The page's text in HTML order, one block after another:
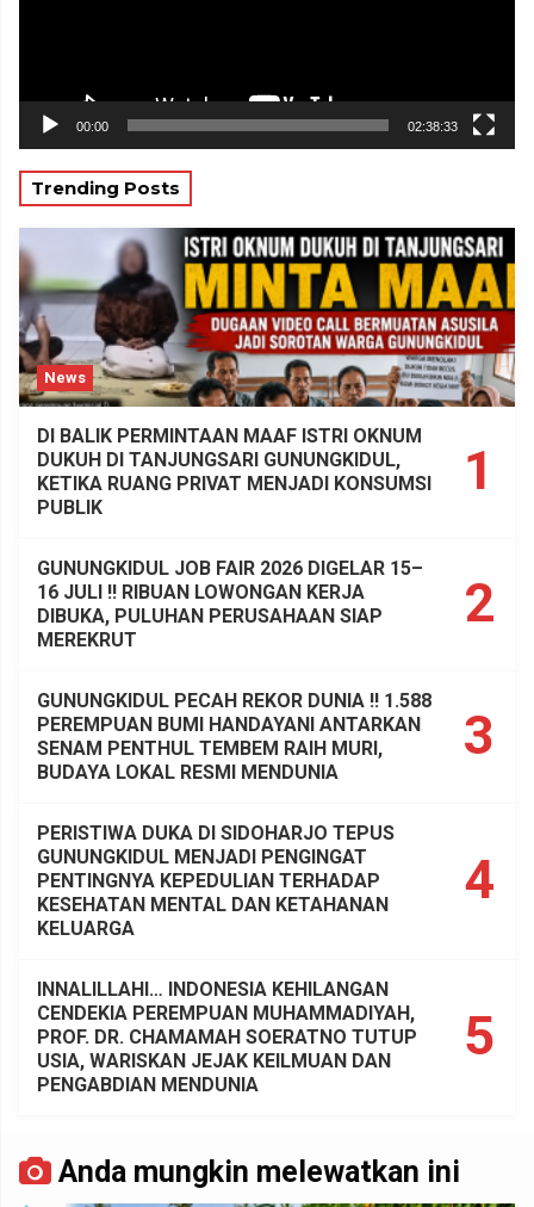
00:00 02:38:33
Trending Posts
News
1
DI BALIK PERMINTAAN MAAF ISTRI OKNUM
DUKUH DI TANJUNGSARI GUNUNGKIDUL,
KETIKA RUANG PRIVAT MENJADI KONSUMSI
PUBLIK
2
GUNUNGKIDUL JOB FAIR 2026 DIGELAR 15–
16 JULI !! RIBUAN LOWONGAN KERJA
DIBUKA, PULUHAN PERUSAHAAN SIAP
MEREKRUT
3
GUNUNGKIDUL PECAH REKOR DUNIA !! 1.588
PEREMPUAN BUMI HANDAYANI ANTARKAN
SENAM PENTHUL TEMBEM RAIH MURI,
BUDAYA LOKAL RESMI MENDUNIA
4
PERISTIWA DUKA DI SIDOHARJO TEPUS
GUNUNGKIDUL MENJADI PENGINGAT
PENTINGNYA KEPEDULIAN TERHADAP
KESEHATAN MENTAL DAN KETAHANAN
KELUARGA
5
INNALILLAHI… INDONESIA KEHILANGAN
CENDEKIA PEREMPUAN MUHAMMADIYAH,
PROF. DR. CHAMAMAH SOERATNO TUTUP
USIA, WARISKAN JEJAK KEILMUAN DAN
PENGABDIAN MENDUNIA
Anda mungkin melewatkan ini